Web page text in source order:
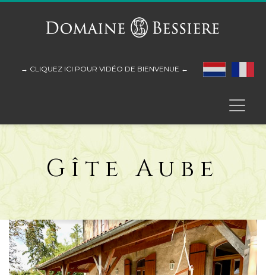
→ CLIQUEZ ICI POUR VIDÉO DE BIENVENUE ←
Gîte Aube